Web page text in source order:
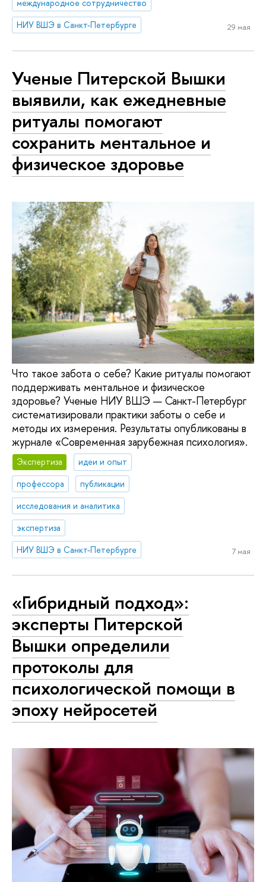
международное сотрудничество
НИУ ВШЭ в Санкт-Петербурге
29 мая
Ученые Питерской Вышки
выявили, как ежедневные
ритуалы помогают
сохранить ментальное и
физическое здоровье
Что такое забота о себе? Какие ритуалы помогают
поддерживать ментальное и физическое
здоровье? Ученые НИУ ВШЭ — Санкт-Петербург
систематизировали практики заботы о себе и
методы их измерения. Результаты опубликованы в
журнале «Современная зарубежная психология».
Экспертиза
идеи и опыт
профессора
публикации
исследования и аналитика
экспертиза
НИУ ВШЭ в Санкт-Петербурге
7 мая
«Гибридный подход»:
эксперты Питерской
Вышки определили
протоколы для
психологической помощи в
эпоху нейросетей